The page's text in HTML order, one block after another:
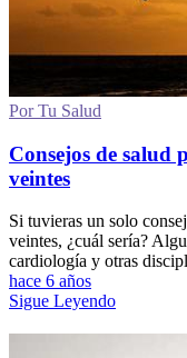
Por Tu Salud
Consejos de salud
veintes
Si tuvieras un solo
veintes, ¿cuál sería?
cardiología y otras
hace 6 años
Sigue Leyendo